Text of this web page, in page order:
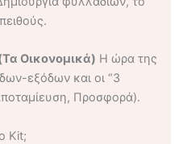
Οικονομικά) Η ώρα της
εξόδων και οι “3
Προσφορά).
Kit;